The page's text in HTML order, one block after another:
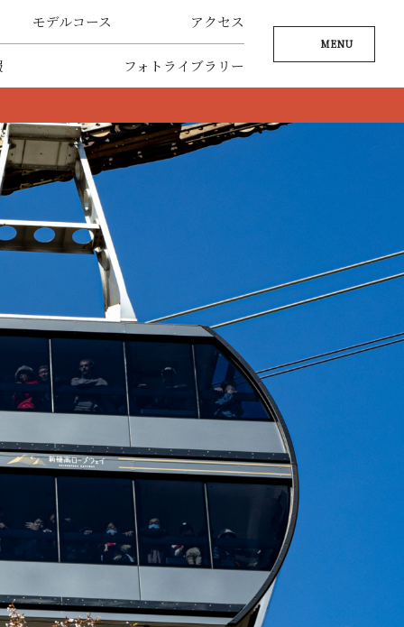
モデルコース アクセス
フォトライブラリー
MENU